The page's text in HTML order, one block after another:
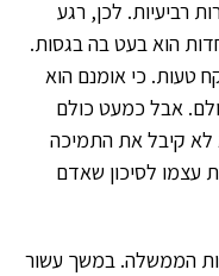
רביעיות. לכן, רגע
הוא בעט בה בגסות.
טעות. כי אומנם הוא
אבל כמעט כולם
לא קיבל את התמיכה
עצמו לסיכון שאדם
הממשלה. במשך עשור